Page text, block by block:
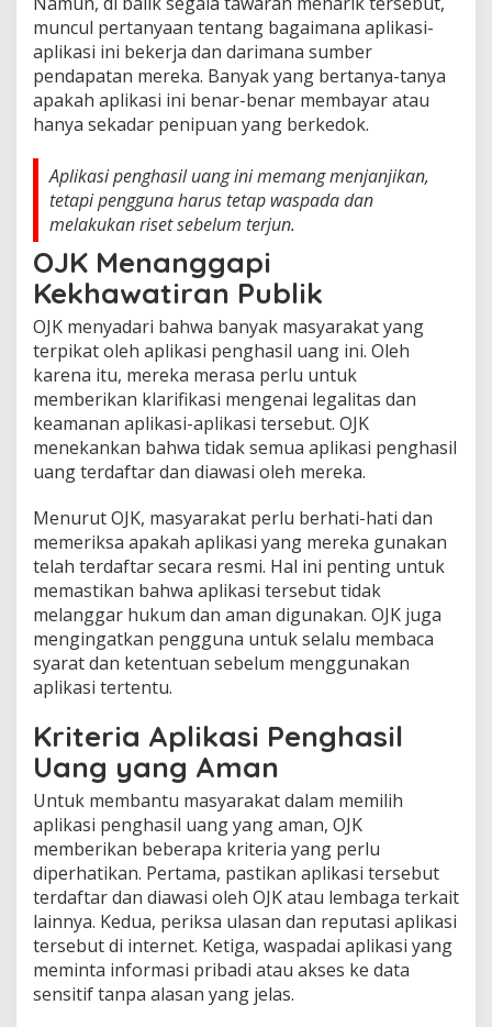
muncul pertanyaan tentang bagaimana aplikasi-
aplikasi ini bekerja dan darimana sumber
pendapatan mereka. Banyak yang bertanya-tanya
apakah aplikasi ini benar-benar membayar atau
hanya sekadar penipuan yang berkedok.
Aplikasi penghasil uang ini memang menjanjikan,
tetapi pengguna harus tetap waspada dan
melakukan riset sebelum terjun.
OJK Menanggapi
Kekhawatiran Publik
OJK menyadari bahwa banyak masyarakat yang
terpikat oleh aplikasi penghasil uang ini. Oleh
karena itu, mereka merasa perlu untuk
memberikan klarifikasi mengenai legalitas dan
keamanan aplikasi-aplikasi tersebut. OJK
menekankan bahwa tidak semua aplikasi penghasil
uang terdaftar dan diawasi oleh mereka.
Menurut OJK, masyarakat perlu berhati-hati dan
memeriksa apakah aplikasi yang mereka gunakan
telah terdaftar secara resmi. Hal ini penting untuk
memastikan bahwa aplikasi tersebut tidak
melanggar hukum dan aman digunakan. OJK juga
mengingatkan pengguna untuk selalu membaca
syarat dan ketentuan sebelum menggunakan
aplikasi tertentu.
Kriteria Aplikasi Penghasil
Uang yang Aman
Untuk membantu masyarakat dalam memilih
aplikasi penghasil uang yang aman, OJK
memberikan beberapa kriteria yang perlu
diperhatikan. Pertama, pastikan aplikasi tersebut
terdaftar dan diawasi oleh OJK atau lembaga terkait
lainnya. Kedua, periksa ulasan dan reputasi aplikasi
tersebut di internet. Ketiga, waspadai aplikasi yang
meminta informasi pribadi atau akses ke data
sensitif tanpa alasan yang jelas.